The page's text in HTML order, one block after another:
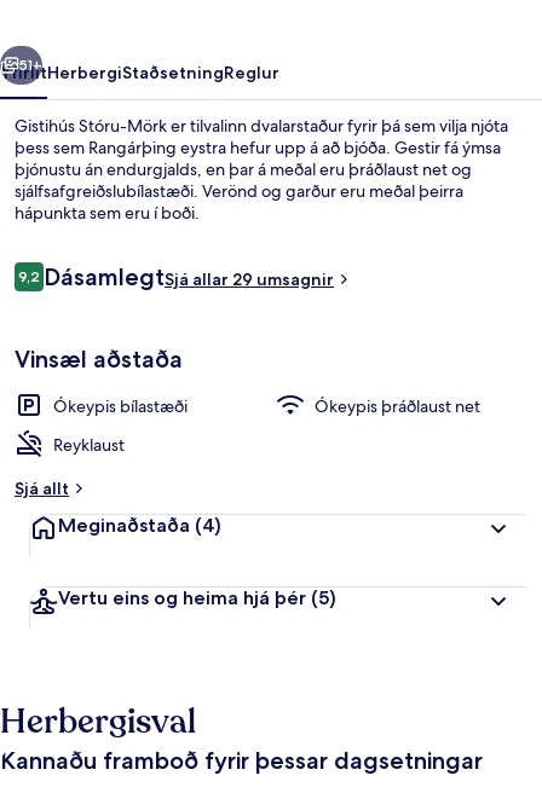
Næsta
51+
YfirlitHerbergiStaðsetningReglur
Gistihús Stóru-Mörk er tilvalinn dvalarstaður fyrir þá sem vilja njóta
þess sem Rangárþing eystra hefur upp á að bjóða. Gestir fá ýmsa
þjónustu án endurgjalds, en þar á meðal eru þráðlaust net og
sjálfsafgreiðslubílastæði. Verönd og garður eru meðal þeirra
hápunkta sem eru í boði.
Umsagnir
9,29,2 af 10
DásamlegtSjá allar 29 umsagnir
Vinsæl aðstaða
Ókeypis bílastæði
Ókeypis þráðlaust net
Reyklaust
Sjá allt
Meginaðstaða (4)
Vertu eins og heima hjá þér (5)
Herbergisval
Kannaðu framboð fyrir þessar dagsetningar